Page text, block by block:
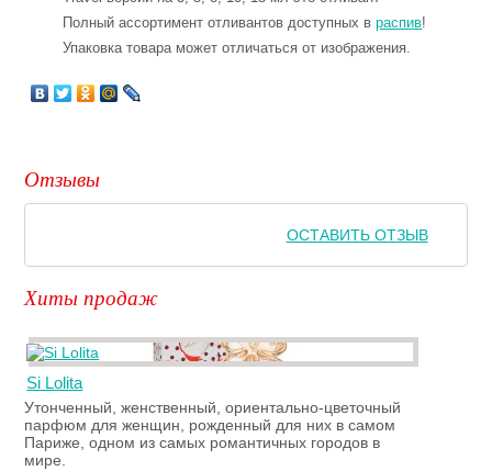
Полный ассортимент отливантов доступных враспив!
Упаковка товара может отличаться от изображения.
Отзывы
ОСТАВИТЬ ОТЗЫВ
Хиты продаж
Si Lolita
Утонченный, женственный, ориентально-цветочный
парфюм для женщин, рожденный для них в самом
Париже, одном из самых романтичных городов в
мире.